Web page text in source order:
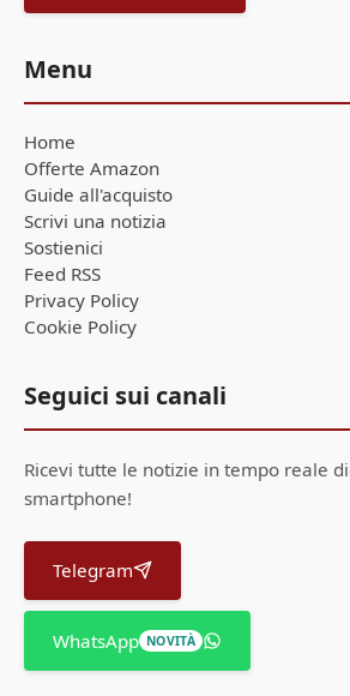
Menu
Home
Offerte Amazon
Guide all'acquisto
Scrivi una notizia
Sostienici
Feed RSS
Privacy Policy
Cookie Policy
Seguici sui canali
Ricevi tutte le notizie in tempo reale
smartphone!
Telegram
WhatsApp NOVITÀ